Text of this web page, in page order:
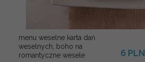
menu weselne karta dań
weselnych, boho na
romantyczne wesele
6 PLN